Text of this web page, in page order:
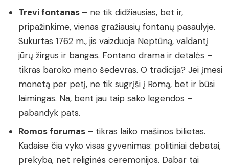
Trevi fontanas – ne tik didžiausias, bet ir,
pripažinkime, vienas gražiausių fontanų pasaulyje.
Sukurtas 1762 m., jis vaizduoja Neptūną, valdantį
jūrų žirgus ir bangas. Fontano drama ir detalės –
tikras baroko meno šedevras. O tradicija? Jei įmesi
monetą per petį, ne tik sugrįši į Romą, bet ir būsi
laimingas. Na, bent jau taip sako legendos –
pabandyk pats.
Romos forumas – tikras laiko mašinos bilietas.
Kadaise čia vyko visas gyvenimas: politiniai debatai,
prekyba, net religinės ceremonijos. Dabar tai